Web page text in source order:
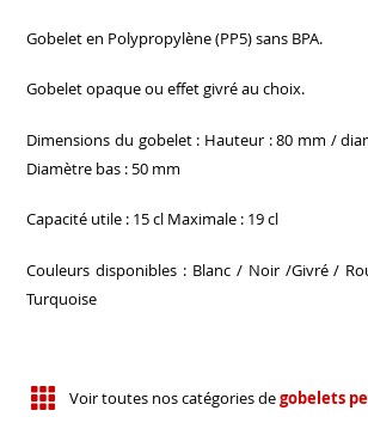
Gobelet en Polypropylène (PP5) sans BPA.
Gobelet opaque ou effet givré au choix.
Dimensions du gobelet : Hauteur : 80 mm /
Diamètre bas : 50 mm
Capacité utile : 15 cl Maximale : 19 cl
Couleurs disponibles : Blanc / Noir /Givré /
Turquoise
Voir toutes nos catégories degobelets